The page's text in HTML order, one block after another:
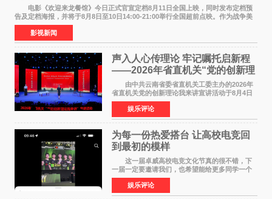
电影《欢迎来龙餐馆》今日正式官宣定档8月11日全国上映，同时发布定档预
告及定档海报，并将于8月8日至10日14:00-21:00举行全国超前点映。作为战争美
食大片，影片讲述的是中国厨师徐福（沈腾
影视新闻
声入人心传理论 牢记嘱托启新程
——2026年省直机关“党的创新理
论我来讲”宣讲活动圆满落幕
由中共云南省委省直机关工委主办的2026年
省直机关党的创新理论我来讲宣讲活动于8月4日
至5日在昆明举办。活动以 "牢记嘱托 感恩奋进
开创云南发展新局面 "为主题，坚持以新时代中国
特色社会主义
娱乐评论
为每一份热爱搭台 让高校电竞回
到最初的模样
这一届卓威高校电竞文化节真的很不错，下
一届一定要邀请我们，也希望能给更多同学一个
来到现场的机会。 2026卓威高校电竞文化节
已经落下帷幕，在活动结束后，仍有不少高校电
竞社负责人和现
娱乐评论